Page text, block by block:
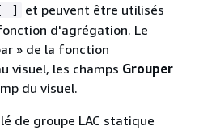
]
et peuvent être utilisés
d'agrégation. Le
» de la fonction
visuel, les champs Grouper
du visuel.
de groupe LAC statique